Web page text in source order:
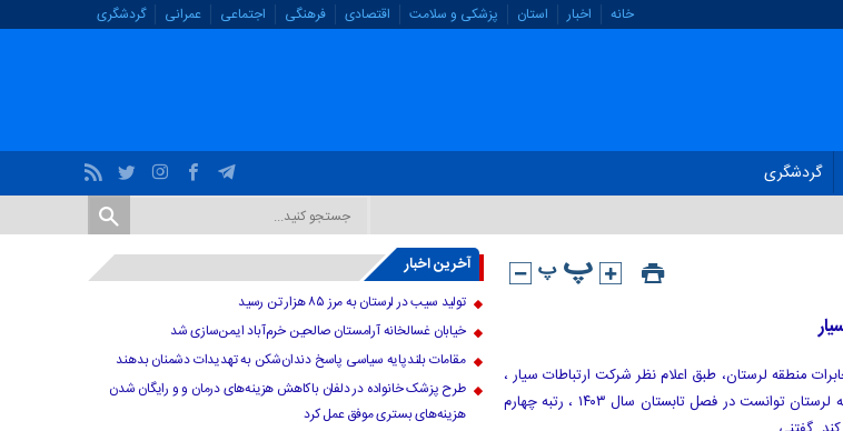
خانه اخبار استان پزشکی و سلامت اقتصادی فرهنگی اجتماعی عمرانی گردشگری
گردشگری
منطقه لرستان، طبق اعلام نظر شرکت ارتباطات سیار ،
مبنی بر ارزیابی فصلی مناطق، حوزه ارتباطات سیار مخابرات منطقه لرستان توانست در فصل تابستان سال ۱۴۰۳ ، رتبه چهارم
آخرین اخبار
تولید سیب در لرستان به مرز ۸۵ هزار تن رسید
خیابان غسالخانه آرامستان صالحین خرم‌آباد ایمن‌سازی شد
مقامات بلندپایه سیاسی پاسخ دندان‌شکن به تهدیدات دشمنان بدهند
طرح پزشک خانواده در دلفان باکاهش هزینه‌های درمان و و رایگان شدن
هزینه‌های بستری موفق عمل کرد